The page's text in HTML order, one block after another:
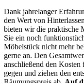
Dank jahrelanger
den Wert von
bieten wir die praktische
Sie ein noch
Möbelstück nicht mehr
gerne an. Den
anschließend den
gegen und ziehen den